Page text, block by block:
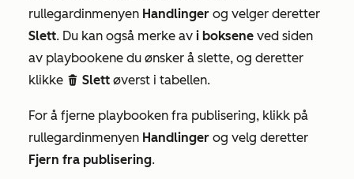
rullegardinmenyen Handlinger og velger deretter
Slett. Du kan også merke av i boksene ved siden
av playbookene du ønsker å slette, og deretter
klikke delete Slett øverst i tabellen.
For å fjerne playbooken fra publisering, klikk på
rullegardinmenyen Handlinger og velg deretter
Fjern fra publisering.